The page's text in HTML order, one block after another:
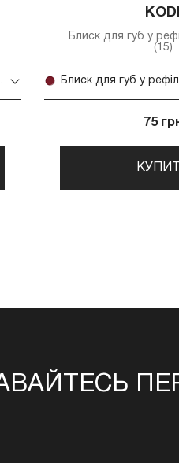
(13)
KODI
Блиск для губ у
(15)
75